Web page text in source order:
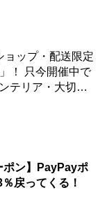
ョップ・配送限定
中で
ポン】PayPayポ
戻ってくる！